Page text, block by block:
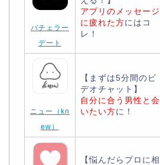
バチェラー
デート
アプリのメッセージ
に疲れた方にはコ
レ！
ニュー（kn
ew）
【まずは5分間のビ
デオチャット】
自分に合う男性と会
いたい方に！
【悩んだらプロに相